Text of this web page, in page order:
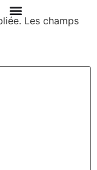
Les champs